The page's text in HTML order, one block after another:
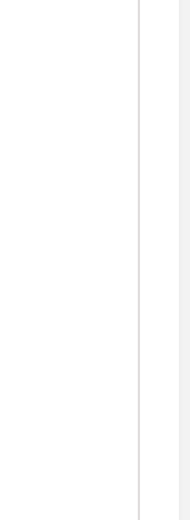
yang
dan laba
memiliki
yang
tinggi.
dari
terpengaruh